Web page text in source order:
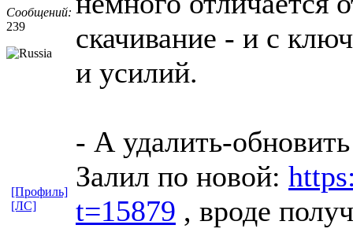
Сообщений:
239
скачивание - и с
и усилий.
- А удалить-
Залил по новой:
t=15879 , вроде
[Профиль]
[ЛС]